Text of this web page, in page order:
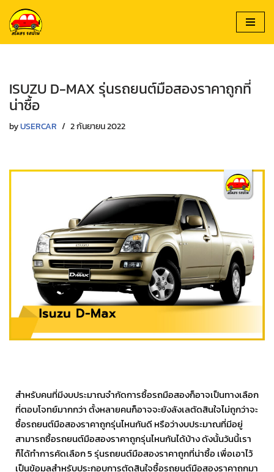
Skip
to
ISUZU D-MAX รุ่นรถยนต์มือสองราคาถูกที่
น่าซื้อ
byUSERCAR 2 กันยายน 2022
สำหรับคนที่มีงบประมาณจำกัดการซื้อรถมือสองก็อาจเป็นทางเลือก
ที่ตอบโจทย์มากกว่า ตั้งหลายคนก็อาจจะยังลังเลตัดสินใจไม่ถูกว่าจะ
ซื้อรถยนต์มือสองราคาถูกรุ่นไหนกันดี หรือว่างบประมาณที่มีอยู่
สามารถซื้อรถยนต์มือสองราคาถูกรุ่นไหนกันได้บ้าง ดังนั้นวันนี้เรา
ก็ได้ทำการคัดเลือก 5 รุ่นรถยนต์มือสองราคาถูกที่น่าซื้อ เพื่อเอาไว้
เป็นข้อมูลสำหรับประกอบการตัดสินใจซื้อรถยนต์มือสองราคาถูกมา